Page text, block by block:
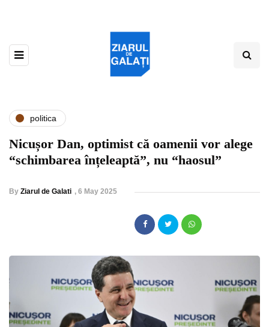
politica
Nicușor Dan, optimist că oamenii vor alege
“schimbarea înțeleaptă”, nu “haosul”
By Ziarul de Galati , 6 May 2025